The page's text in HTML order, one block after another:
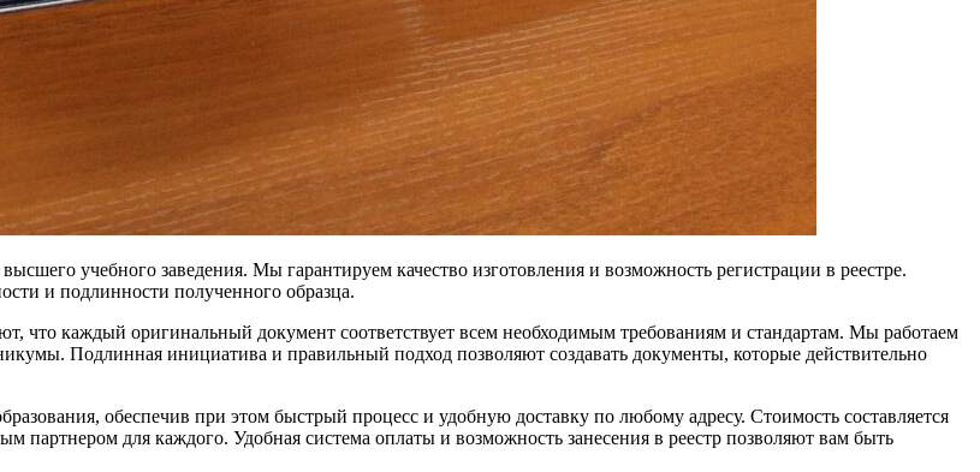
учебного заведения. Мы гарантируем качество изготовления и возможность регистрации в реестре.
и подлинности полученного образца.
что каждый оригинальный документ соответствует всем необходимым требованиям и стандартам. Мы работаем
Подлинная инициатива и правильный подход позволяют создавать документы, которые действительно
обеспечив при этом быстрый процесс и удобную доставку по любому адресу. Стоимость составляется
партнером для каждого. Удобная система оплаты и возможность занесения в реестр позволяют вам быть